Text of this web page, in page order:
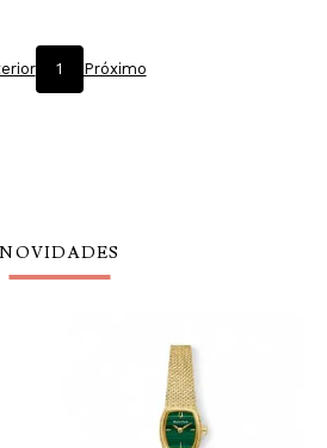
1 Próximo
NOVIDADES